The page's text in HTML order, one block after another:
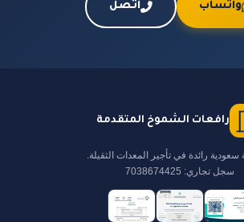
واتساب اتصل
رافعات الشموخ المتقدمة
رائدة في تأجير المعدات الثقيلة.
سجل تجاري: 7038674425